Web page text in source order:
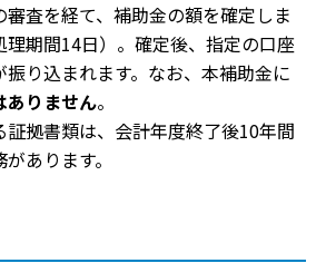
審査を経て、補助金の額を確定しま
理期間14日）。確定後、指定の口座
振り込まれます。なお、本補助金に
ありません。
拠書類は、会計年度終了後10年間
あります。